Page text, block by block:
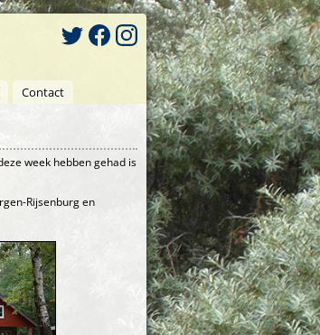
Contact
week hebben gehad is
Rijsenburg en